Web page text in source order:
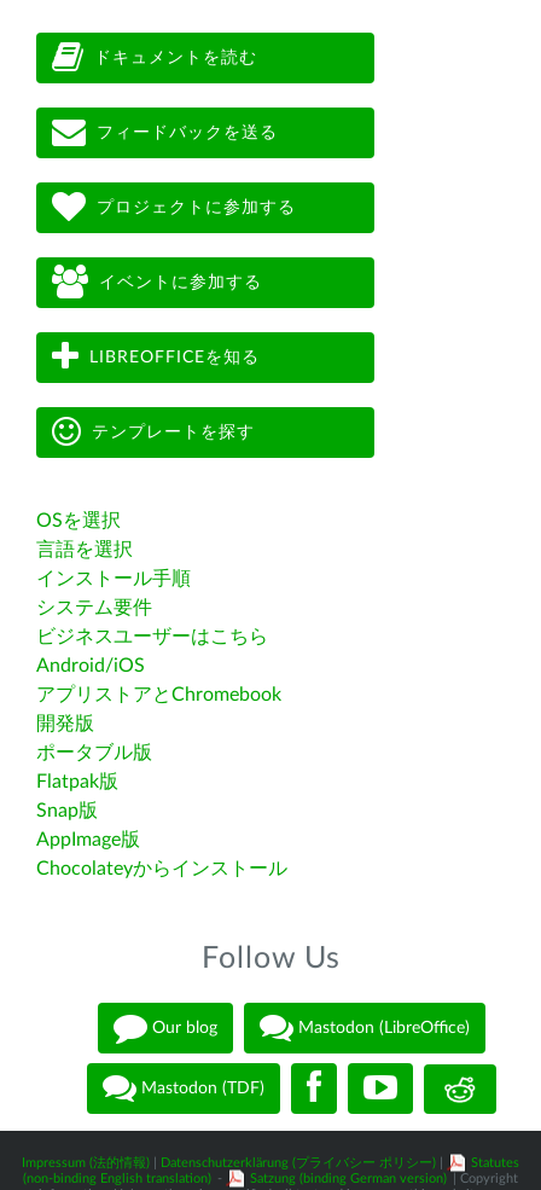
ドキュメントを読む
フィードバックを送る
プロジェクトに参加する
イベントに参加する
LIBREOFFICEを知る
テンプレートを探す
OSを選択
言語を選択
インストール手順
システム要件
ビジネスユーザーはこちら
Android/iOS
アプリストアとChromebook
開発版
ポータブル版
Flatpak版
Snap版
AppImage版
Chocolateyからインストール
Follow Us
Our blog Mastodon (LibreOffice)
Mastodon (TDF)
Impressum (法的情報) Datenschutzerklärung (プライバシー ポリシー)
Statutes
(non-binding English translation) - Satzung (binding German version)
| Copyright